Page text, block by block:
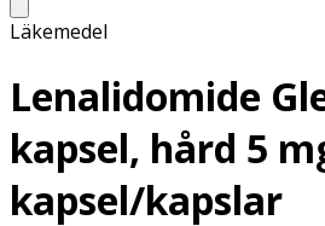
Läkemedel
Lenalidomide
kapsel, hård 5
kapsel/kapslar